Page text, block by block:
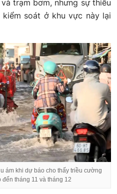
trạm bơm, nhưng sự thiếu
soát ở khu vực này lại
ám khi dự báo cho thấy triều cường
đến tháng 11 và tháng 12